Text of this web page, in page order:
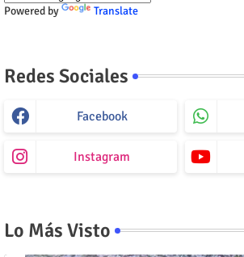
Powered by Translate
Redes Sociales
Facebook
Instagram
Lo Más Visto